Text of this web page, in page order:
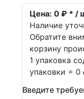
Цена: 0 ₽ * /
Наличие
Обратите
корзину
1 упаковка
упаковки = 0
Введите